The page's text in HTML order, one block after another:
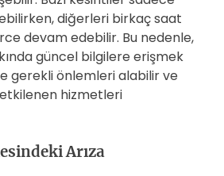
diğerleri birkaç saat
devam edebilir. Bu nedenle,
güncel bilgilere erişmek
gerekli önlemleri alabilir ve
hizmetleri
Arıza